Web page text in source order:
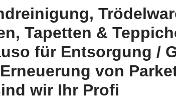
Tapetten &
für Entsorgung /
von
wir Ihr Profi